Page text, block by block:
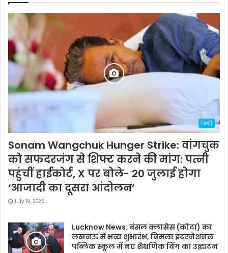
दिल्ली
Sonam Wangchuk Hunger Strike: वांगचुक
को सफदरजंग से शिफ्ट करने की मांग: पत्नी
पहुंचीं हाईकोर्ट, X पर बोले- 20 जुलाई होगा
‘आजादी का दूसरा आंदोलन’
July 19, 2026
Lucknow News: बंसल क्लासेस (कोटा) का
लखनऊ में भव्य शुभारंभ, बिमला इंटरनेशनल
पब्लिक स्कूल में नए शैक्षणिक विंग का उद्घाटन